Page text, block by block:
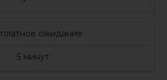
ожидание
5 минут